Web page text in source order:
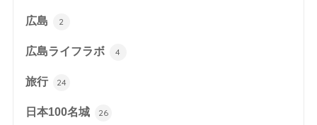
広島 2
広島ライフラボ 4
旅行 24
日本100名城 26